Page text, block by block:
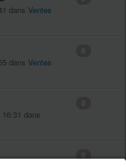
dans Ventes
dans Ventes
0
dans
0
0